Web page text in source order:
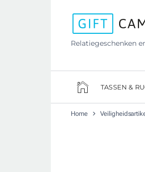
Relatiegeschenken
TASSEN &
Home